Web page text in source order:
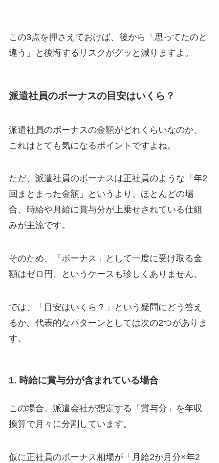
この3点を押さえておけば、後から「思ってたのと
違う」と後悔するリスクがグッと減りますよ。
派遣社員のボーナスの目安はいくら？
派遣社員のボーナスの金額がどれくらいなのか、
これはとても気になるポイントですよね。
ただ、派遣社員のボーナスは正社員のような「年2
回まとまった金額」というより、ほとんどの場
合、時給や月給に賞与分が上乗せされている仕組
みが主流です。
そのため、「ボーナス」として一度に受け取る金
額はゼロ円、というケースも珍しくありません。
では、「目安はいくら？」という疑問にどう答え
るか。代表的なパターンとしては次の2つがありま
す。
1. 時給に賞与分が含まれている場合
この場合、派遣会社が想定する「賞与分」を年収
換算で月々に分割しています。
仮に正社員のボーナス相場が「月給2か月分×年2